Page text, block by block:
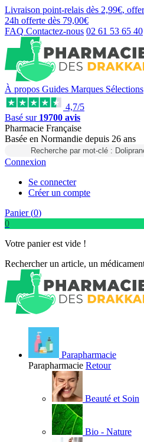
Livraison point-relais dès 2,99€,
24h offerte dès 79,00€
FAQ Contactez-nous 02 61 53 65 40
À propos Guides Marques Sélections
4,7/5
Basé sur 19700 avis
Pharmacie Française
Basée en Normandie depuis 26 ans
Recherche par mot-clé :
Connexion
Se connecter
Créer un compte
Panier (0)
0
Votre panier est vide !
Rechercher un article, un
Parapharmacie
Parapharmacie Retour
Beauté et Soin
Bio - Nature